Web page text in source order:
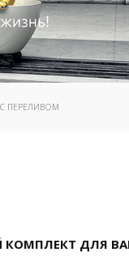
ПЕРЕЛИВОМ
КОМПЛЕКТ ДЛЯ